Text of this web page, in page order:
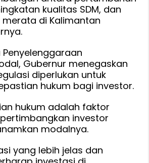
kualitas SDM, dan
di Kalimantan
Penyelenggaraan
Gubernur menegaskan
diperlukan untuk
hukum bagi investor.
hukum adalah faktor
investor
modalnya.
yang lebih jelas dan